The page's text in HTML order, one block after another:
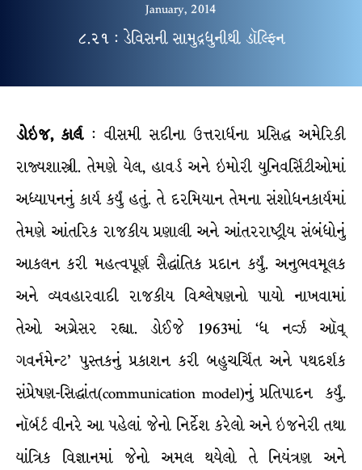
January, 2014
૮.૨૧ : ડેવિસની સામુદ્રધુનીથી ડૉલ્ફિન
ડોઇજ, કાર્લ: વીસમી સદીના ઉત્તરાર્ધના પ્રસિદ્ધ અમેરિકી
રાજ્યશાસ્ત્રી. તેમણે યેલ, હાવર્ડ અને ઇમોરી યુનિવર્સિટીઓમાં
અધ્યાપનનું કાર્ય કર્યું હતું. તે દરમિયાન તેમના સંશોધનકાર્યમાં
તેમણે આંતરિક રાજકીય પ્રણાલી અને આંતરરાષ્ટ્રીય સંબંધોનું
આકલન કરી મહત્વપૂર્ણ સૈદ્ધાંતિક પ્રદાન કર્યું. અનુભવમૂલક
અને વ્યવહારવાદી રાજકીય વિશ્લેષણનો પાયો નાખવામાં
તેઓ અગ્રેસર રહ્યા. ડોઈજે 1963માં ‘ધ નર્વ્ઝ ઑવ્
ગવર્નમેન્ટ’ પુસ્તકનું પ્રકાશન કરી બહુચર્ચિત અને પથદર્શક
સંપ્રેષણ-સિદ્ધાંત(communication model)નું પ્રતિપાદન કર્યું.
નૉર્બર્ટ વીનરે આ પહેલાં જેનો નિર્દેશ કરેલો અને ઇજનેરી તથા
યાંત્રિક વિજ્ઞાનમાં જેનો અમલ થયેલો તે નિયંત્રણ અને